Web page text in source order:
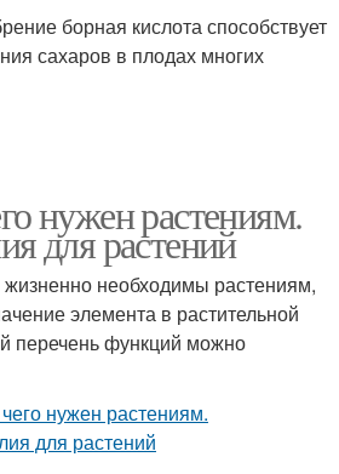
борная кислота способствует
сахаров в плодах многих
нужен растениям.
для растений
необходимы растениям,
элемента в растительной
перечень функций можно